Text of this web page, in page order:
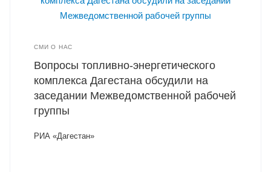
СМИ О НАС
Вопросы топливно-энергетического
комплекса Дагестана обсудили на
заседании Межведомственной рабочей
группы
РИА «Дагестан»